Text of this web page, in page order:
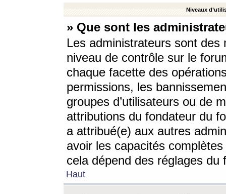
Niveaux
» Que sont les
Les administrateurs sont
niveau de contrôle sur le
chaque facette des
permissions, les
groupes d’utilisateurs ou de
attributions du fondateur du
a attribué(e) aux autres
avoir les capacités
cela dépend des réglages du
Haut